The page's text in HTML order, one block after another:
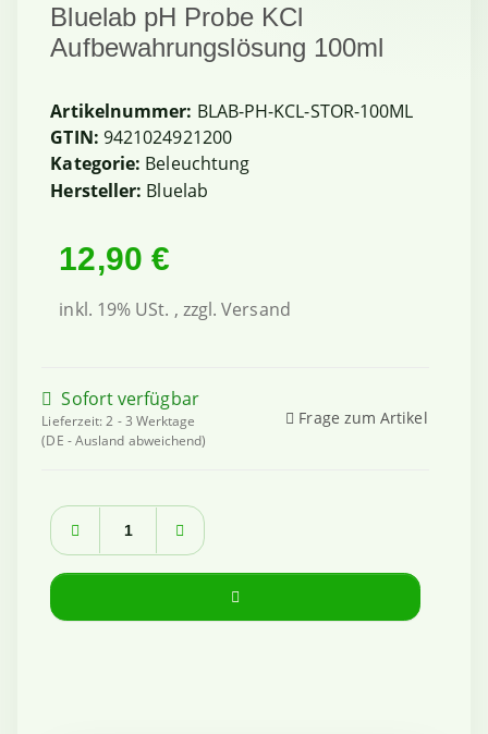
Bluelab pH Probe KCl
Aufbewahrungslösung 100ml
Artikelnummer: BLAB-PH-KCL-STOR-100ML
GTIN: 9421024921200
Kategorie: Beleuchtung
Hersteller: Bluelab
12,90 €
inkl. 19% USt. , zzgl.Versand
Sofort verfügbar
Lieferzeit:2 - 3 Werktage
(DE - Ausland abweichend)
Frage zum Artikel